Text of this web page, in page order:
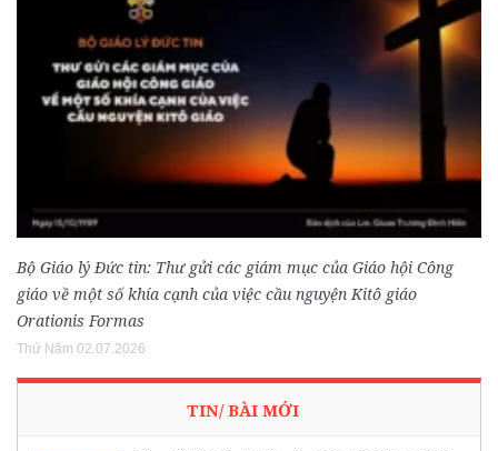
Bộ Giáo lý Đức tin: Thư gửi các giám mục của Giáo hội Công
giáo về một số khía cạnh của việc cầu nguyện Kitô giáo
Orationis Formas
Thứ Năm 02.07.2026
TIN/ BÀI MỚI